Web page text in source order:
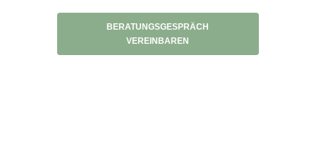
BERATUNGSGESPRÄCH
VEREINBAREN